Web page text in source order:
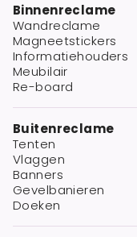
Binnenreclame
Wandreclame
Magneetstickers
Informatiehouders
Meubilair
Re-board
Buitenreclame
Tenten
Vlaggen
Banners
Gevelbanieren
Doeken